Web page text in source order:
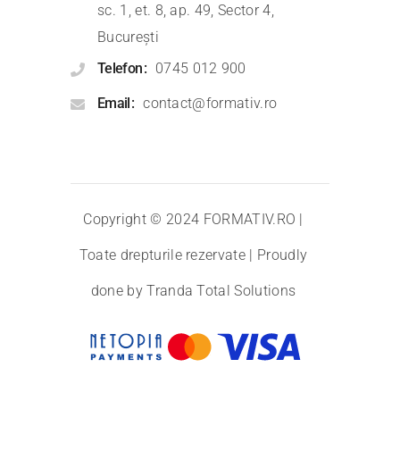
sc. 1, et. 8, ap. 49, Sector 4,
București
Telefon
0745 012 900
Email contact@formativ.ro
Copyright © 2024 FORMATIV.RO |
Toate drepturile rezervate | Proudly
done byTranda Total Solutions